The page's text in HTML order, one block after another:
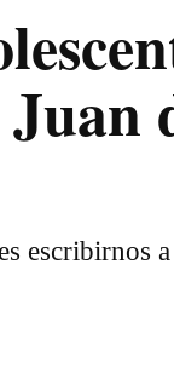
escribirnos a